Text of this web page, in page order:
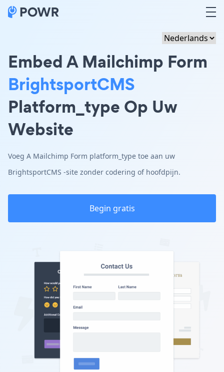
Embed A Mailchimp Form
BrightsportCMS
Platform_type Op Uw
Website
Voeg A Mailchimp Form platform_type toe aan uw
BrightsportCMS -site zonder codering of hoofdpijn.
Begin gratis